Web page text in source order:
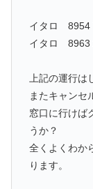
イタロ 8954
イタロ 8963
上記の運行は
またキャンセ
窓口に行けば
うか？
全くよくわか
ります。